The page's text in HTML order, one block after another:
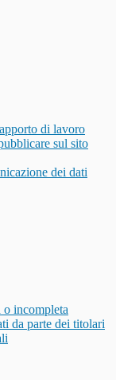
di lavoro
sul sito
dei dati
o incompleta
da parte dei titolari